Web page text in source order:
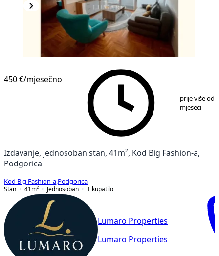
450 €/mjesečno
prije više od
mjeseci
Izdavanje, jednosoban stan, 41m², Kod Big Fashion-a,
Podgorica
Kod Big Fashion-a Podgorica
Stan
41 m² Jednosoban 1 kupatilo
Lumaro Properties
Lumaro Properties